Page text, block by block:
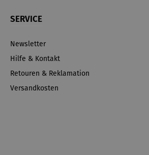
SERVICE
Newsletter
Hilfe & Kontakt
Retouren & Reklamation
Versandkosten